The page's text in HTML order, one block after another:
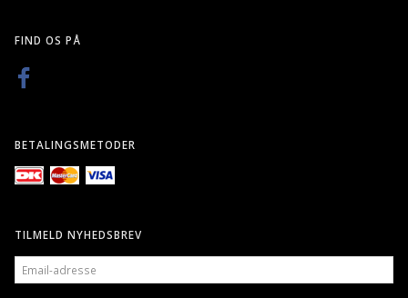
FIND OS PÅ
BETALINGSMETODER
TILMELD NYHEDSBREV
EMAIL-
ADRESSE